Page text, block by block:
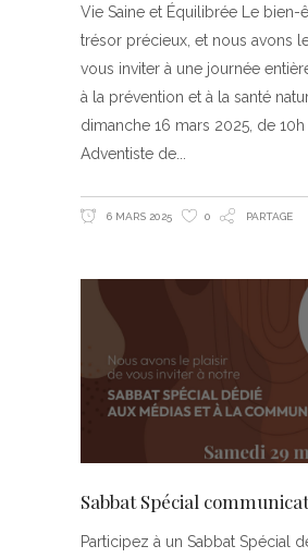
Vie Saine et Équilibrée Le bien-
trésor précieux, et nous avons
vous inviter à une journée
à la prévention et à la santé
dimanche 16 mars 2025, de 10h
Adventiste de
6 MARS 2025 0 PARTAGE
Sabbat Spécial
Participez à un Sabbat Spécial